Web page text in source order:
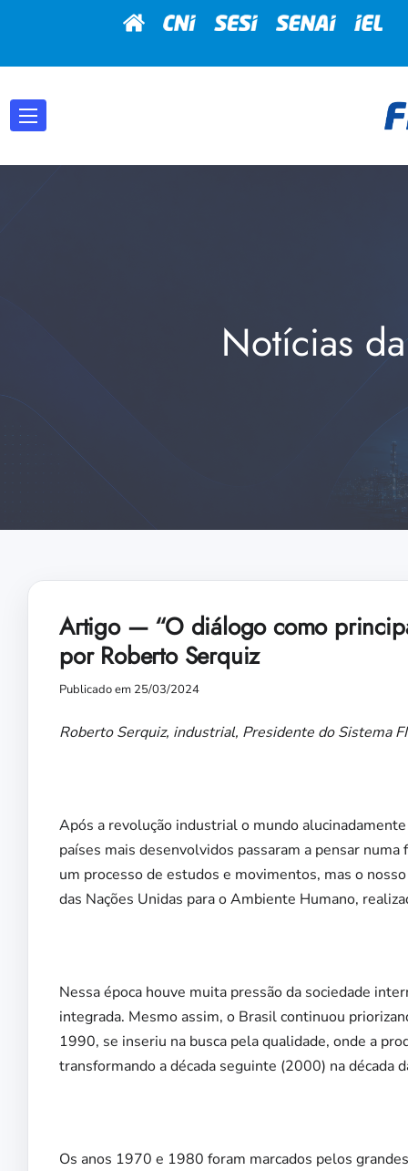
Notícias
Artigo — “O diálogo como
por Roberto Serquiz
Publicado em 25/03/2024
Roberto Serquiz, industrial, Presidente do Sistema
Após a revolução industrial o mundo
países mais desenvolvidos passaram a pensar
um processo de estudos e movimentos, mas o
das Nações Unidas para o Ambiente Humano,
Nessa época houve muita pressão da sociedade
integrada. Mesmo assim, o Brasil continuou
1990, se inseriu na busca pela qualidade, onde a
transformando a década seguinte (2000) na década
Os anos 1970 e 1980 foram marcados pelos